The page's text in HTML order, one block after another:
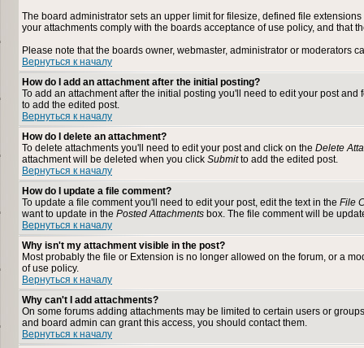
The board administrator sets an upper limit for filesize, defined file
your attachments comply with the boards acceptance of use policy, and that
Please note that the boards owner, webmaster, administrator or moderators
Вернуться к началу
How do I add an attachment after the initial posting?
To add an attachment after the initial posting you'll need to edit your post
to add the edited post.
Вернуться к началу
How do I delete an attachment?
To delete attachments you'll need to edit your post and click on the Delete
attachment will be deleted when you click Submitto add the edited post.
Вернуться к началу
How do I update a file comment?
To update a file comment you'll need to edit your post, edit the text in the File
want to update in the Posted Attachments box. The file comment will be
Вернуться к началу
Why isn't my attachment visible in the post?
Most probably the file or Extension is no longer allowed on the forum, or a
of use policy.
Вернуться к началу
Why can't I add attachments?
On some forums adding attachments may be limited to certain users or
and board admin can grant this access, you should contact them.
Вернуться к началу